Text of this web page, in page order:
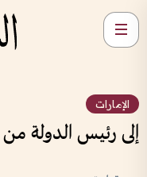
الإمارات
إلى رئيس الدولة